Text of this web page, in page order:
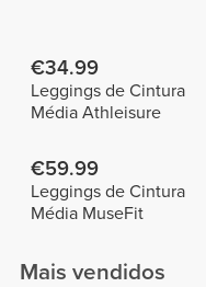
€34.99
Leggings de Cintura
Média Athleisure
€59.99
Leggings de Cintura
Média MuseFit
Mais vendidos